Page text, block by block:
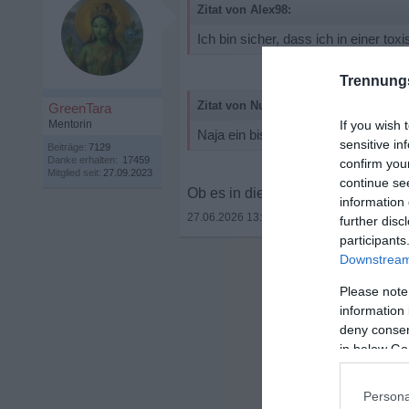
If you wish
sensitive
confirm
continue
information
further
Please
information
deny
in below
GreenTara
Mentorin
Beiträge: 7129
Danke erhalten: 17459
Mitglied seit: 27.09.2023
Zitat von Alex98:
Ich bin sicher, dass ich in einer
Zitat von Nur-ein-Mensch:
Naja ein bisschen wächst man ja
Ob es in diesem Fall um Ehre
27.06.2026 13:59